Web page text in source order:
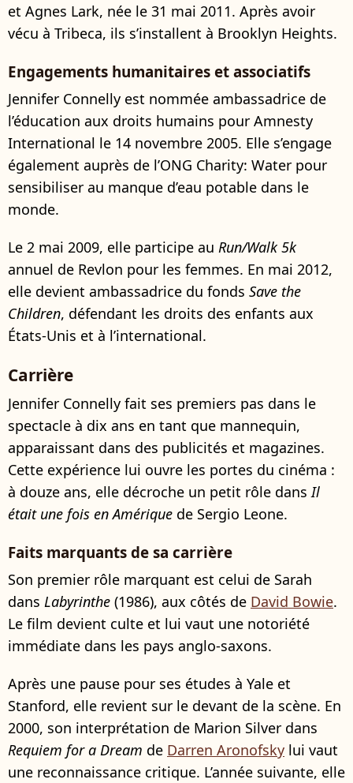
et Agnes Lark, née le 31 mai 2011. Après avoir
vécu à Tribeca, ils s’installent à Brooklyn Heights.
Engagements humanitaires et associatifs
Jennifer Connelly est nommée ambassadrice de
l’éducation aux droits humains pour Amnesty
International le 14 novembre 2005. Elle s’engage
également auprès de l’ONG Charity: Water pour
sensibiliser au manque d’eau potable dans le
monde.
Le 2 mai 2009, elle participe au Run/Walk 5k
annuel de Revlon pour les femmes. En mai 2012,
elle devient ambassadrice du fonds Save the
Children, défendant les droits des enfants aux
États-Unis et à l’international.
Carrière
Jennifer Connelly fait ses premiers pas dans le
spectacle à dix ans en tant que mannequin,
apparaissant dans des publicités et magazines.
Cette expérience lui ouvre les portes du cinéma :
à douze ans, elle décroche un petit rôle dans Il
était une fois en Amérique de Sergio Leone.
Faits marquants de sa carrière
Son premier rôle marquant est celui de Sarah
dans Labyrinthe (1986), aux côtés de David Bowie.
Le film devient culte et lui vaut une notoriété
immédiate dans les pays anglo-saxons.
Après une pause pour ses études à Yale et
Stanford, elle revient sur le devant de la scène. En
2000, son interprétation de Marion Silver dans
Requiem for a Dream de Darren Aronofsky lui vaut
une reconnaissance critique. L’année suivante, elle